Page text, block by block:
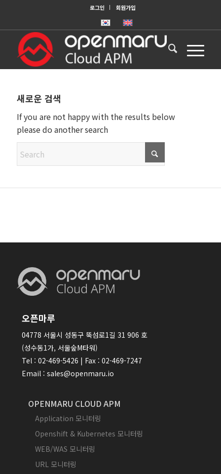
로그인 회원가입
새로운 검색
If you are not happy with the results below
please do another search
오픈마루
04778 서울시 성동구 뚝섬로1길 31 906 호
(성수동1가, 서울숲M타워)
Tel : 02-469-5426 | Fax : 02-469-7247
Email : sales@openmaru.io
OPENMARU CLOUD APM
Application 모니터링
Openshift & Kubernetes 모니터링
WEB/WAS 모니터링
URL 모니터링